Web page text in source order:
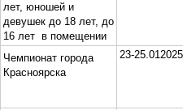
лет, юношей и
девушек до 18 лет, до
16 лет в помещении
Чемпионат города
Красноярска
23-25.012025